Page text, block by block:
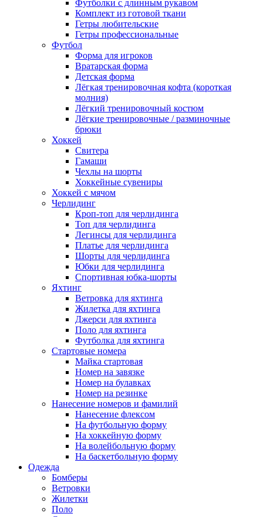
Футболки с длинным рукавом
Комплект из готовой ткани
Гетры любительские
Гетры профессиональные
Футбол
Форма для игроков
Вратарская форма
Детская форма
Лёгкая тренировочная кофта (короткая
молния)
Лёгкий тренировочный костюм
Лёгкие тренировочные / разминочные
брюки
Хоккей
Свитера
Гамаши
Чехлы на шорты
Хоккейные сувениры
Хоккей с мячом
Черлидинг
Кроп-топ для черлидинга
Топ для черлидинга
Легинсы для черлидинга
Платье для черлидинга
Шорты для черлидинга
Юбки для черлидинга
Спортивная юбка-шорты
Яхтинг
Ветровка для яхтинга
Жилетка для яхтинга
Джерси для яхтинга
Поло для яхтинга
Футболка для яхтинга
Стартовые номера
Майка стартовая
Номер на завязке
Номер на булавках
Номер на резинке
Нанесение номеров и фамилий
Нанесение флексом
На футбольную форму
На хоккейную форму
На волейбольную форму
На баскетбольную форму
Одежда
Бомберы
Ветровки
Жилетки
Поло